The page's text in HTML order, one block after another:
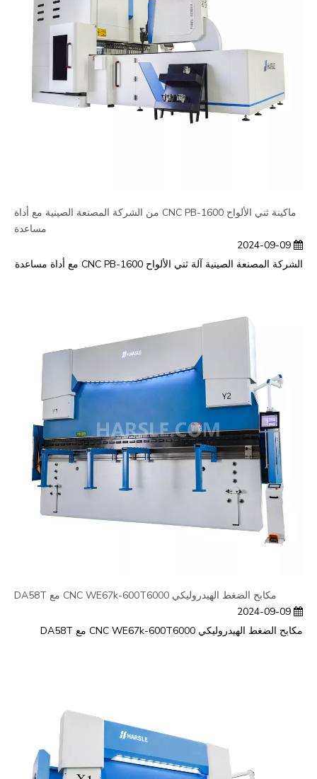
ماكينة ثني الألواح CNC PB-1600 من الشركة المصنعة الصينية مع أداة
مساعدة
الشركة المصنعة الصينية آلة ثني الألواح CNC PB-1600 مع أداة مساعدة
مكابح الضغط الهيدروليكي CNC WE67k-600T6000 مع DA58T
مكابح الضغط الهيدروليكي CNC WE67k-600T6000 مع DA58T